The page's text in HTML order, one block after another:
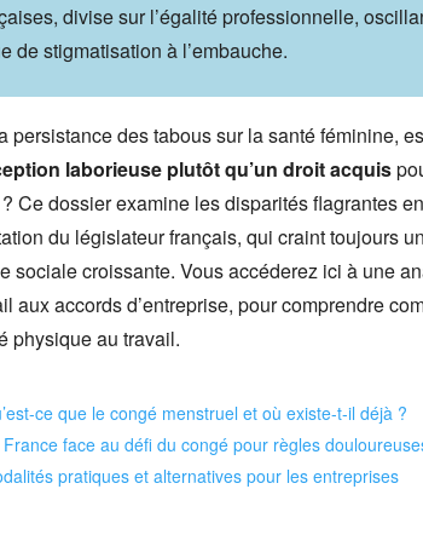
divise sur l’égalité professionnelle,
de stigmatisation à l’embauche.
persistance des tabous sur la santé féminine,
laborieuse plutôt qu’un droit acquis
Ce dossier examine les disparités flagrantes
du législateur français, qui craint toujours
sociale croissante. Vous accéderez ici à une
aux accords d’entreprise, pour comprendre
physique au travail.
ce que le congé menstruel et où existe-t-il déjà ?
France face au défi du congé pour règles
pratiques et alternatives pour les entreprises